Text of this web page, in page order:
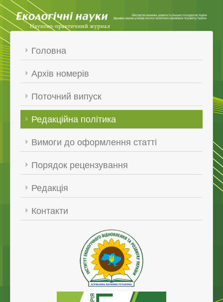
Головна
Архів номерів
Поточний випуск
Редакційна політика
Вимоги до оформлення статті
Порядок рецензування
Редакція
Контакти